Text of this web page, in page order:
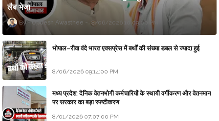
लैब भेजा
Updesh Awasthee 8/06/2026 10:09:00 PM
भोपाल–रीवा वंदे भारत एक्सप्रेस में बर्थों की संख्या डबल से ज्यादा हुई
8/06/2026 09:14:00 PM
मध्य प्रदेश: दैनिक वेतनभोगी कर्मचारियों के स्थायी वर्गीकरण और वेतनमान
पर सरकार का बड़ा स्पष्टीकरण
8/01/2026 07:07:00 PM